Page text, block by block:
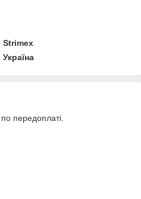
Strimex
Україна
передоплаті.